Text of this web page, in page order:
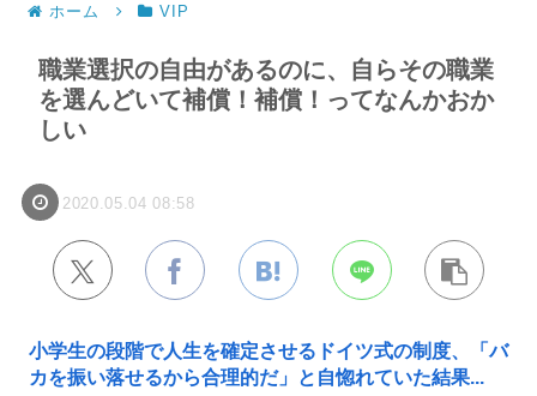
ホーム VIP
職業選択の自由があるのに、自らその職業
を選んどいて補償！補償！ってなんかおか
しい
2020.05.04 08:58
小学生の段階で人生を確定させるドイツ式の制度、「バ
カを振い落せるから合理的だ」と自惚れていた結果...